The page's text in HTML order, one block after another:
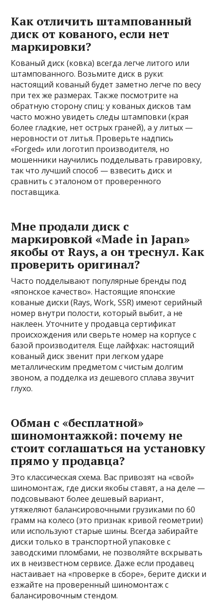
Как отличить штампованный
диск от кованого, если нет
маркировки?
Кованый диск (ковка) всегда легче литого или
штампованного. Возьмите диск в руки:
настоящий кованый будет заметно легче по весу
при тех же размерах. Также посмотрите на
обратную сторону спиц: у кованых дисков там
часто можно увидеть следы штамповки (края
более гладкие, нет острых граней), а у литых —
неровности от литья. Проверьте надпись
«Forged» или логотип производителя, но
мошенники научились подделывать гравировку,
так что лучший способ — взвесить диск и
сравнить с эталоном от проверенного
поставщика.
Мне продали диск с
маркировкой «Made in Japan»
якобы от Rays, а он треснул. Как
проверить оригинал?
Часто подделывают популярные бренды под
«японское качество». Настоящие японские
кованые диски (Rays, Work, SSR) имеют серийный
номер внутри полости, который выбит, а не
наклеен. Уточните у продавца сертификат
происхождения или сверьте номер на корпусе с
базой производителя. Еще лайфхак: настоящий
кованый диск звенит при легком ударе
металлическим предметом с чистым долгим
звоном, а подделка из дешевого сплава звучит
глухо.
Обман с «бесплатной»
шиномонтажкой: почему не
стоит соглашаться на установку
прямо у продавца?
Это классическая схема. Вас привозят на «свой»
шиномонтаж, где диски якобы ставят, а на деле —
подсовывают более дешевый вариант,
утяжеляют балансировочными грузиками по 60
грамм на колесо (это признак кривой геометрии)
или используют старые шины. Всегда забирайте
диски только в транспортной упаковке с
заводскими пломбами, не позволяйте вскрывать
их в неизвестном сервисе. Даже если продавец
настаивает на «проверке в сборе», берите диски и
езжайте на проверенный шиномонтаж с
балансировочным стендом.